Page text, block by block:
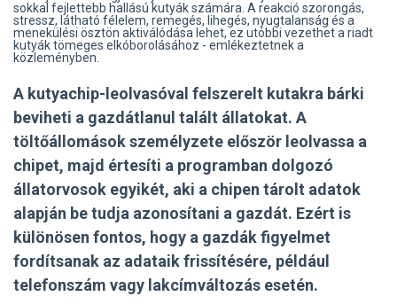
sokkal fejlettebb hallású kutyák számára. A reakció szorongás,
stressz, látható félelem, remegés, lihegés, nyugtalanság és a
menekülési ösztön aktiválódása lehet, ez utóbbi vezethet a riadt
kutyák tömeges elkóborolásához - emlékeztetnek a
közleményben.
A kutyachip-leolvasóval felszerelt kutakra bárki
beviheti a gazdátlanul talált állatokat. A
töltőállomások személyzete először leolvassa a
chipet, majd értesíti a programban dolgozó
állatorvosok egyikét, aki a chipen tárolt adatok
alapján be tudja azonosítani a gazdát. Ezért is
különösen fontos, hogy a gazdák figyelmet
fordítsanak az adataik frissítésére, például
telefonszám vagy lakcímváltozás esetén.